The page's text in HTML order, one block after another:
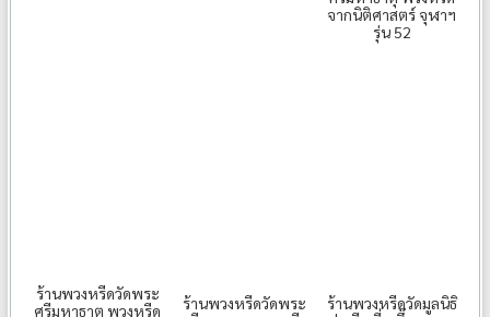
จากนิติศาสตร์ จุฬาฯ
รุ่น 52
ร้านพวงหรีดวัดพระ
ศรีมหาธาตุ พวงหรีด
ร้านพวงหรีดวัดพระ
ร้านพวงหรีดวัดมูลนิธิ